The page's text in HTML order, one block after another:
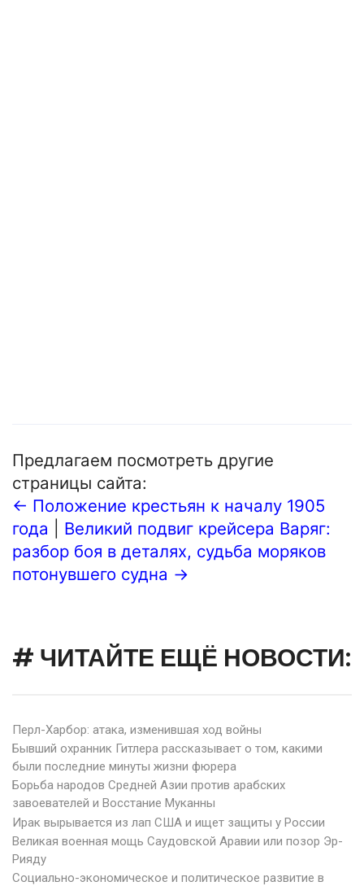
Предлагаем посмотреть другие
страницы сайта:
← Положение крестьян к началу 1905
года
Великий подвиг крейсера Варяг:
разбор боя в деталях, судьба моряков
потонувшего судна →
# ЧИТАЙТЕ ЕЩЁ НОВОСТИ:
Перл-Харбор: атака, изменившая ход войны
Бывший охранник Гитлера рассказывает о том, какими
были последние минуты жизни фюрера
Борьба народов Средней Азии против арабских
завоевателей и Восстание Муканны
Ирак вырывается из лап США и ищет защиты у России
Великая военная мощь Саудовской Аравии или позор Эр-
Рияду
Социально-экономическое и политическое развитие в